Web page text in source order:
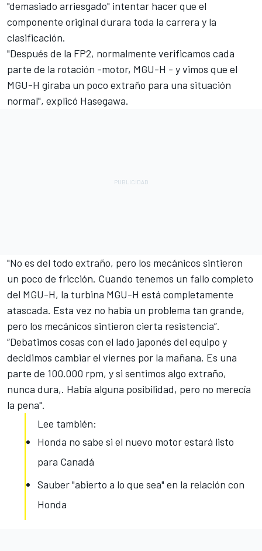
"demasiado arriesgado" intentar hacer que el
componente original durara toda la carrera y la
clasificación.
"Después de la FP2, normalmente verificamos cada
parte de la rotación -motor, MGU-H - y vimos que el
MGU-H giraba un poco extraño para una situación
normal", explicó Hasegawa.
"No es del todo extraño, pero los mecánicos sintieron
un poco de fricción. Cuando tenemos un fallo completo
del MGU-H, la turbina MGU-H está completamente
atascada. Esta vez no había un problema tan grande,
pero los mecánicos sintieron cierta resistencia”.
“Debatimos cosas con el lado japonés del equipo y
decidimos cambiar el viernes por la mañana. Es una
parte de 100.000 rpm, y si sentimos algo extraño,
nunca dura,. Había alguna posibilidad, pero no merecía
la pena".
Lee también:
Honda no sabe si el nuevo motor estará listo
para Canadá
Sauber "abierto a lo que sea" en la relación con
Honda